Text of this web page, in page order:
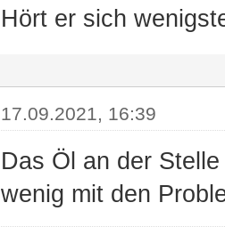
Hört er sich
17.09.2021, 16:39
Das Öl an der
wenig mit den